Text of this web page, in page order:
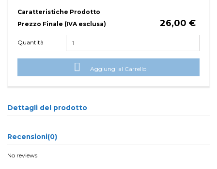
Caratteristiche Prodotto
Prezzo Finale (IVA esclusa)
26,00 €
Quantità
 Aggiungi al Carrello
Dettagli del prodotto
Recensioni(0)
No reviews